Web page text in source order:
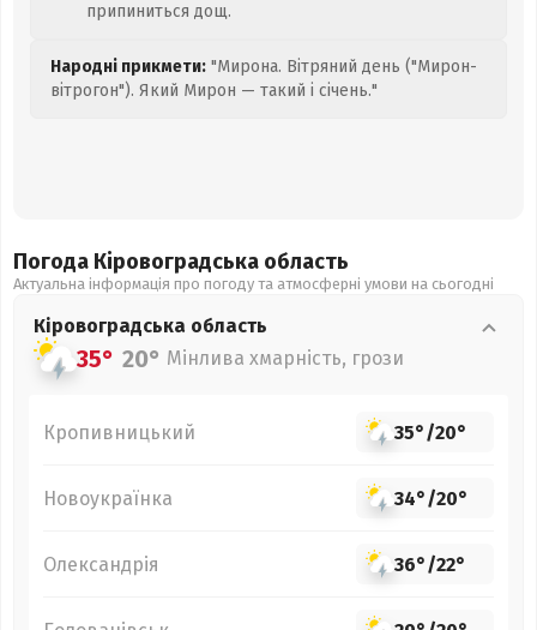
припиниться дощ.
Народні прикмети: "Мирона. Вітряний день ("Мирон-
вітрогон"). Який Мирон — такий і січень."
Погода Кіровоградська область
Актуальна інформація про погоду та атмосферні умови на сьогодні
Кіровоградська область
35° 20° Мінлива хмарність, грози
Кропивницький 35°/20°
Новоукраїнка 34°/20°
Олександрія 36°/22°